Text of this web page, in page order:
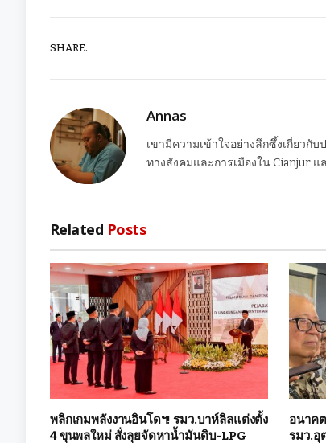
SHARE.
Annas
เขามีความเข้าใจอย่างลึกซึ้งเกี่ยวกั
ทางสังคมและการเมืองใน Cianjur
Related Posts
พลิกเกมพลังงานอินโดฯ! รมว.บาห์ลิลแต่งตั้ง
4 ขุนพลใหม่ สั่งลุยจัดหาน้ำมันดิบ-LPG
อนาคต
รมว.อุ